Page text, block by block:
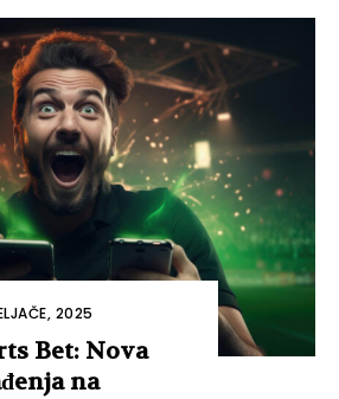
2025
Bet: Nova
na